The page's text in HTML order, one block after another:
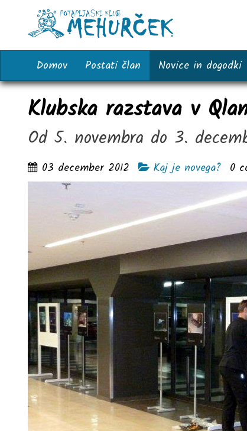
Domov
Postati član Novice in dogodki
Klubska razstava v
Od 5. novembra do 3.
03 december 2012 Kaj je novega? 0